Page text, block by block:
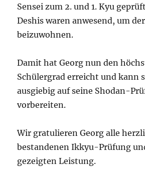
Sensei zum 2. und 1. Kyu
Deshis waren anwesend, um
beizuwohnen.
Damit hat Georg nun den
Schülergrad erreicht und kann
ausgiebig auf seine Shodan-
vorbereiten.
Wir gratulieren Georg alle
bestandenen Ikkyu-Prüfung
gezeigten Leistung.